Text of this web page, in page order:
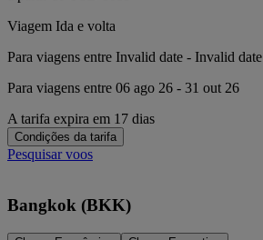
Viagem Ida e volta
Para viagens entre Invalid date - Invalid date
Para viagens entre 06 ago 26 - 31 out 26
A tarifa expira em 17 dias
Condições da tarifa
Pesquisar voos
Bangkok (BKK)